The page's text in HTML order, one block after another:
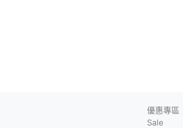
優惠專區
Sale